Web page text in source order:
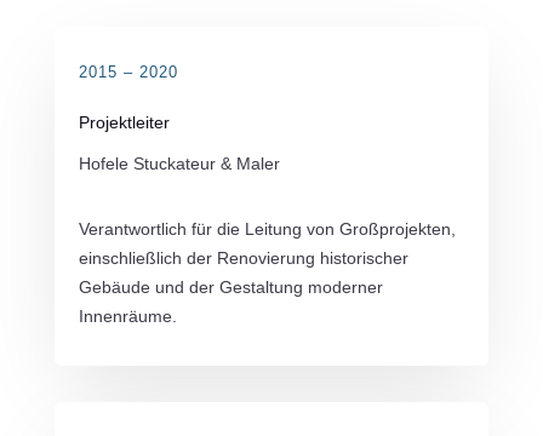
2015 – 2020
Projektleiter
Hofele Stuckateur & Maler
Verantwortlich für die Leitung von Großprojekten,
einschließlich der Renovierung historischer
Gebäude und der Gestaltung moderner
Innenräume.